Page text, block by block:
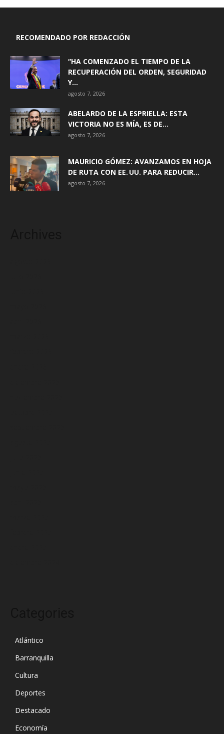
RECOMENDADO POR REDACCIÓN
“HA COMENZADO EL TIEMPO DE LA
RECUPERACIÓN DEL ORDEN, SEGURIDAD
Y...
agosto 7, 2026
ABELARDO DE LA ESPRIELLA: ESTA
VICTORIA NO ES MÍA, ES DE...
agosto 7, 2026
MAURICIO GÓMEZ: AVANZAMOS EN HOJA
DE RUTA CON EE. UU. PARA REDUCIR...
agosto 7, 2026
Atlántico
Barranquilla
Cultura
Deportes
Destacado
Economía